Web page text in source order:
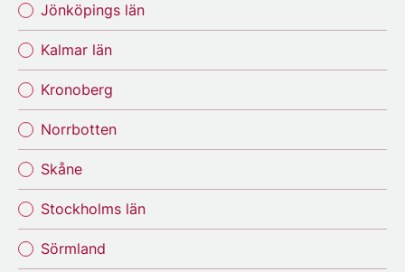
Jönköpings län
Kalmar län
Kronoberg
Norrbotten
Skåne
Stockholms län
Sörmland